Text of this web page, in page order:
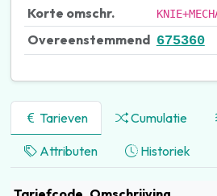
Korte omschr.
Overeenstemmend 675360
Tarieven Cumulatie
Attributen Historiek